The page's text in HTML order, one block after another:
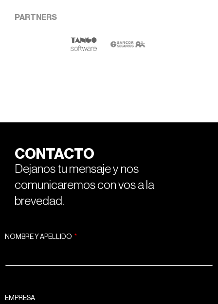
PARTNERS
CONTACTO
Dejanos tu mensaje y nos
comunicaremos con vos a la
brevedad.
NOMBRE Y APELLIDO
EMPRESA